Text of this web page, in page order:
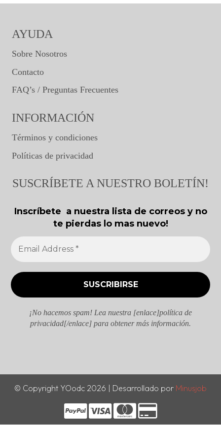
AYUDA
Sobre Nosotros
Contacto
FAQ’s / Preguntas Frecuentes
INFORMACIÓN
Términos y condiciones
Políticas de privacidad
SUSCRÍBETE A NUESTRO BOLETÍN!
Inscríbete a nuestra lista de correos y no
te pierdas lo mas nuevo!
¡No hacemos spam! Lea nuestra [enlace]política de
privacidad[/enlace] para obtener más información.
© Copyright YOodc 2026 | Desarrollado por Minusjob